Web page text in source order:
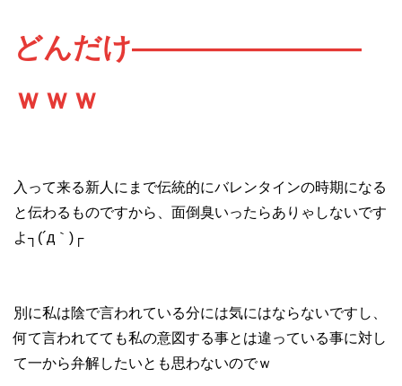
どんだけ――――――――
ｗｗｗ
入って来る新人にまで伝統的にバレンタインの時期になる
と伝わるものですから、面倒臭いったらありゃしないです
よ┐(´д｀)┌
別に私は陰で言われている分には気にはならないですし、
何て言われてても私の意図する事とは違っている事に対し
て一から弁解したいとも思わないのでｗ